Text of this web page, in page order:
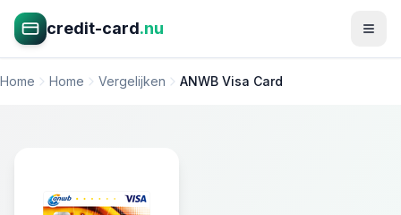
credit-card.nu
Home Home Vergelijken ANWB Visa Card